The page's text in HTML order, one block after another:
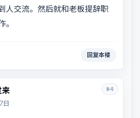
人交流。然后就和老板提辞职
回复本楼
#4
来
日